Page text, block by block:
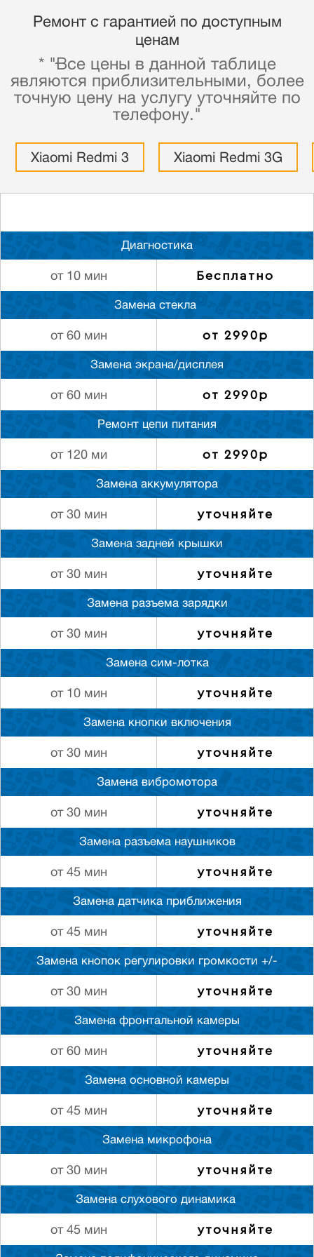
Ремонт с гарантией по доступным
ценам
* "Все цены в данной таблице
являются приблизительными, более
точную цену на услугу уточняйте по
телефону."
Xiaomi Redmi 3 Xiaomi Redmi 3G
Диагностика
от 10 мин Бесплатно
Замена стекла
от 60 мин от 2990р
Замена экрана/дисплея
от 60 мин от 2990р
Ремонт цепи питания
от 120 ми от 2990р
Замена аккумулятора
от 30 мин уточняйте
Замена задней крышки
от 30 мин уточняйте
Замена разъема зарядки
от 30 мин уточняйте
Замена сим-лотка
от 10 мин уточняйте
Замена кнопки включения
от 30 мин уточняйте
Замена вибромотора
от 30 мин уточняйте
Замена разъема наушников
от 45 мин уточняйте
Замена датчика приближения
от 45 мин уточняйте
Замена кнопок регулировки громкости +/-
от 30 мин уточняйте
Замена фронтальной камеры
от 60 мин уточняйте
Замена основной камеры
от 45 мин уточняйте
Замена микрофона
от 30 мин уточняйте
Замена слуxового динамика
от 45 мин уточняйте